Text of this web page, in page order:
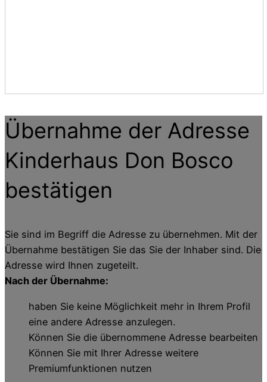
Übernahme der Adresse
Kinderhaus Don Bosco
bestätigen
Sie sind im Begriff die Adresse zu übernehmen. Mit der
Übernahme bestätigen Sie das Sie der Inhaber sind. Die
Adresse wird Ihnen zugeteilt.
Nach der Übernahme:
haben Sie keine Möglichkeit mehr in Ihrem Profil
eine andere Adresse anzulegen.
Können Sie die übernommene Adresse bearbeiten
Können Sie mit Ihrer Adresse weitere
Premiumfunktionen nutzen